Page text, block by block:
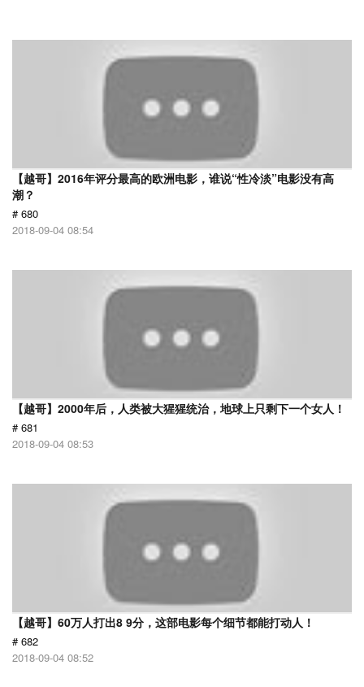
【越哥】2016年评分最高的欧洲电影，谁说“性冷淡”电影没有高
潮？
# 680
2018-09-04 08:54
【越哥】2000年后，人类被大猩猩统治，地球上只剩下一个女人！
# 681
2018-09-04 08:53
【越哥】60万人打出8 9分，这部电影每个细节都能打动人！
# 682
2018-09-04 08:52